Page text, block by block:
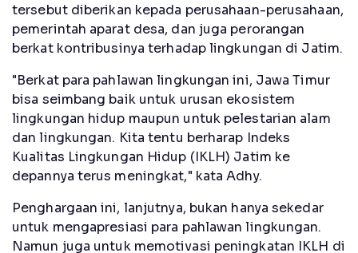
tersebut diberikan kepada perusahaan-perusahaan,
pemerintah aparat desa, dan juga perorangan
berkat kontribusinya terhadap lingkungan di Jatim.
"Berkat para pahlawan lingkungan ini, Jawa Timur
bisa seimbang baik untuk urusan ekosistem
lingkungan hidup maupun untuk pelestarian alam
dan lingkungan. Kita tentu berharap Indeks
Kualitas Lingkungan Hidup (IKLH) Jatim ke
depannya terus meningkat," kata Adhy.
Penghargaan ini, lanjutnya, bukan hanya sekedar
untuk mengapresiasi para pahlawan lingkungan.
Namun juga untuk memotivasi peningkatan IKLH di